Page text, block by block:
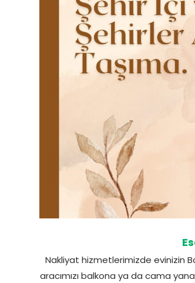
Nakliyat hizmetlerimizde evinizin
aracımızı balkona ya da cama